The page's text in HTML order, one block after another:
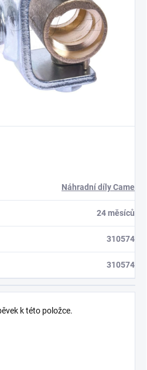
Náhradní díly Came
24 měsíců
310574
310574
k této položce.